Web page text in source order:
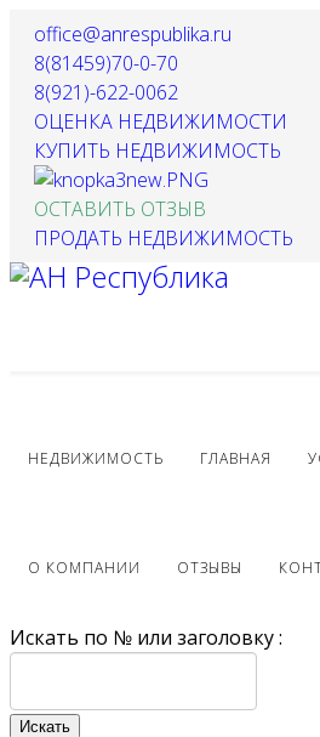
office@anrespublika.ru
8(81459)70-0-70
8(921)-622-0062
ОЦЕНКА НЕДВИЖИМОСТИ
КУПИТЬ НЕДВИЖИМОСТЬ
ОСТАВИТЬ ОТЗЫВ
ПРОДАТЬ НЕДВИЖИМОСТЬ
НЕДВИЖИМОСТЬ ГЛАВНАЯ
О КОМПАНИИ ОТЗЫВЫ
Искать по № или заголовку :